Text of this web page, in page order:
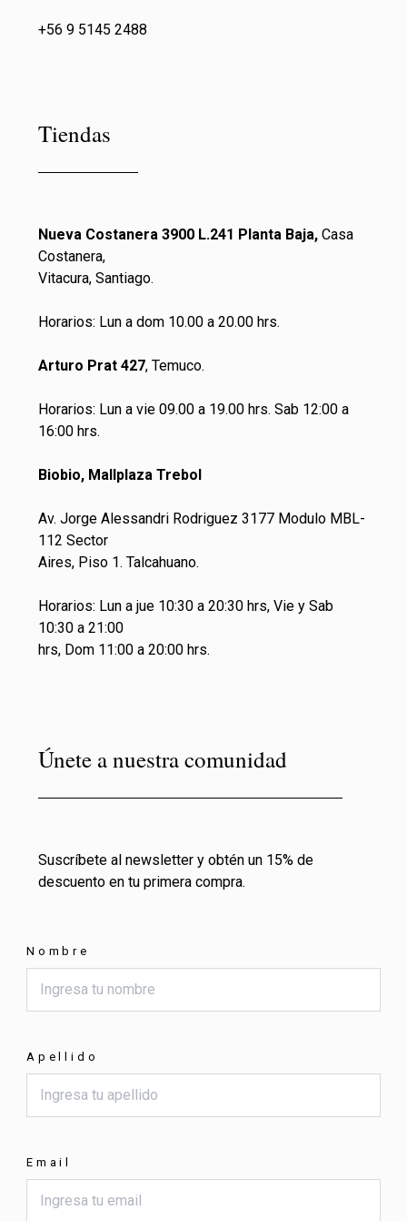
+56 9 5145 2488
Tiendas
Nueva Costanera 3900 L.241 Planta Baja, Casa
Costanera,
Vitacura, Santiago.
Horarios: Lun a dom 10.00 a 20.00 hrs.
Arturo Prat 427, Temuco.
Horarios: Lun a vie 09.00 a 19.00 hrs. Sab 12:00 a
16:00 hrs.
Biobio, Mallplaza Trebol
Av. Jorge Alessandri Rodriguez 3177 Modulo MBL-
112 Sector
Aires, Piso 1. Talcahuano.
Horarios: Lun a jue 10:30 a 20:30 hrs, Vie y Sab
10:30 a 21:00
hrs, Dom 11:00 a 20:00 hrs.
Únete a nuestra comunidad
Suscríbete al newsletter y obtén un 15% de
descuento en tu primera compra.
Nombre
Apellido
Email